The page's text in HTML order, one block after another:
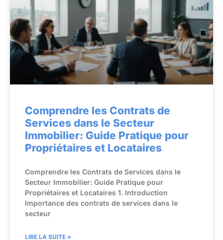
Comprendre les Contrats de
Services dans le Secteur
Immobilier: Guide Pratique pour
Propriétaires et Locataires
Comprendre les Contrats de Services dans le
Secteur Immobilier: Guide Pratique pour
Propriétaires et Locataires 1. Introduction
Importance des contrats de services dans le
secteur
LIRE LA SUITE »